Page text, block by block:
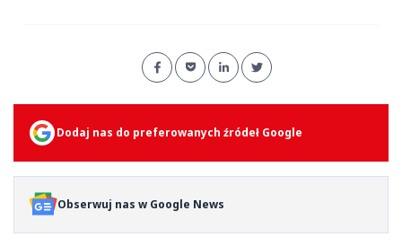
Dodaj nas do preferowanych źródeł Google
Obserwuj nas w Google News